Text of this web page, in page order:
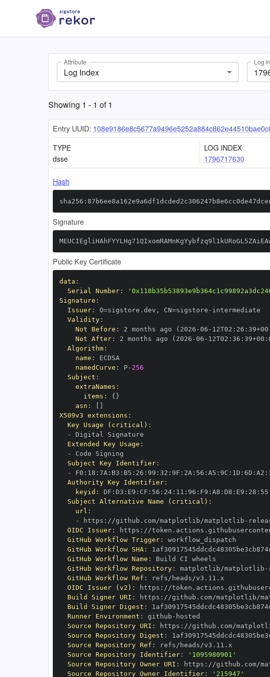
Attribute
Log Index
Log
Showing 1 - 1 of1
Entry UUID:
TYPE
dsse
LOG INDEX
1796717630
Hash
Signature
Public Key Certificate
data :
Serial Number:
Signature :
Issuer: O=sigstore.dev , CN=sigstore -
Validity:
Not Before : 2 months ago (2026 -06 - 12T02 : 26 : 39+00
Not After: 2 months ago (2026 -06 - 12T02 : 36 : 39+00 :
Algorithm:
name :
namedCurve : P- 256
Subject :
extraNames :
items : { }
asn :
X509v3 extensions :
Key Usage (critical) :
-
Extended Key Usage :
-
Subject Key Identifier:
-
F0 : 18 : 7A : B3 : B5 : 26 : 99 : 32 : 9F : 2A : 56 : A5 : 9C : 1D : 6D : A2 :
Authority Key Identifier:
keyid : DF : D3 : E9 : CF : 56 : 24: 11 : 96 : F9 : A8 : D8 : E9 : 28 : 55
Subject Alternative Name (critical) :
url :
-
https : //github.com/matplotlib/matplotlib -
OIDC Issuer: https :
GitHub Workflow Trigger:
GitHub Workflow SHA:
GitHub Workflow Name :
GitHub Workflow Repository: matplotlib/matplotlib -
GitHub Workflow Ref :
OIDC Issuer (v2) : https :
Build Signer URI : https : //github.com/matplotlib/
Build Signer Digest :
Runner Environment : github -
Source Repository URI : https : //github.com/
Source Repository Digest :
Source Repository Ref :
Source Repository Identifier:
'1095980901'
Source Repository Owner URI : https :
Source Repository Owner Identifier: '215947'